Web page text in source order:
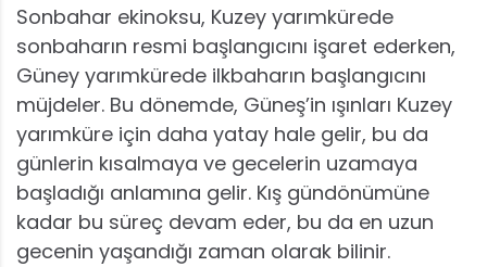
Sonbahar ekinoksu, Kuzey yarımkürede
sonbaharın resmi başlangıcını işaret ederken,
Güney yarımkürede ilkbaharın başlangıcını
müjdeler. Bu dönemde, Güneş’in ışınları Kuzey
yarımküre için daha yatay hale gelir, bu da
günlerin kısalmaya ve gecelerin uzamaya
başladığı anlamına gelir. Kış gündönümüne
kadar bu süreç devam eder, bu da en uzun
gecenin yaşandığı zaman olarak bilinir.